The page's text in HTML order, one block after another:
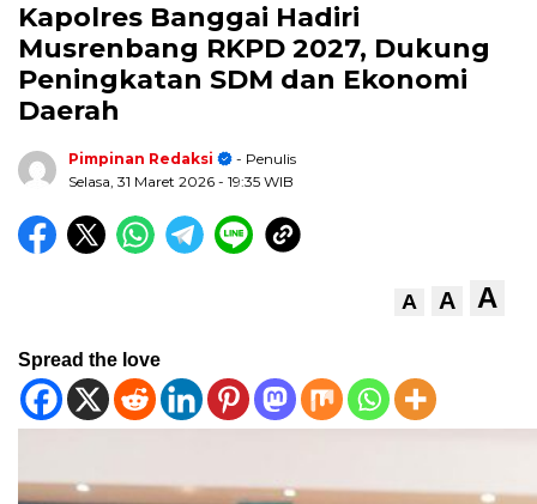
Kapolres Banggai Hadiri
Musrenbang RKPD 2027, Dukung
Peningkatan SDM dan Ekonomi
Daerah
Pimpinan Redaksi
- Penulis
Selasa, 31 Maret 2026 - 19:35 WIB
A A A
Spread the love